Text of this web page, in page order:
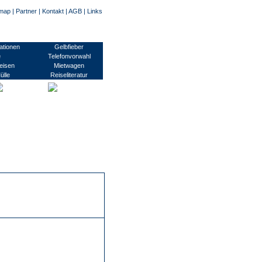
| Partner| Kontakt| AGB| Links
Gelbfieber
Telefonvorwahl
Mietwagen
Reiseliteratur